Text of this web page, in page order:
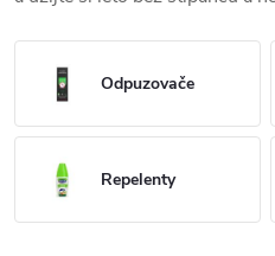
Odpuzovače
Repelenty